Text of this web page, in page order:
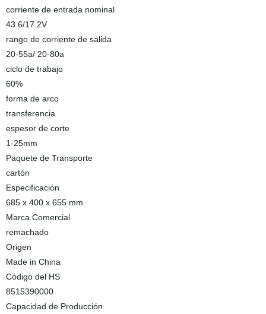
corriente de entrada nominal
43.6/17.2V
rango de corriente de salida
20-55a/ 20-80a
ciclo de trabajo
60%
forma de arco
transferencia
espesor de corte
1-25mm
Paquete de Transporte
cartón
Especificación
685 x 400 x 655 mm
Marca Comercial
remachado
Origen
Made in China
Código del HS
8515390000
Capacidad de Producción